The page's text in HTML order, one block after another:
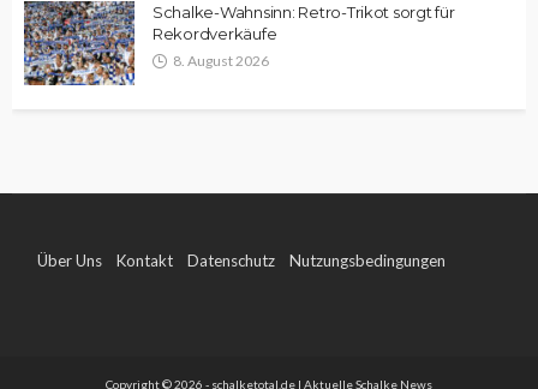
Schalke-Wahnsinn: Retro-Trikot sorgt für
Rekordverkäufe
8. August 2026
Über Uns Kontakt Datenschutz Nutzungsbedingungen
Copyright © 2026 - schalketotal.de | Aktuelle Schalke News